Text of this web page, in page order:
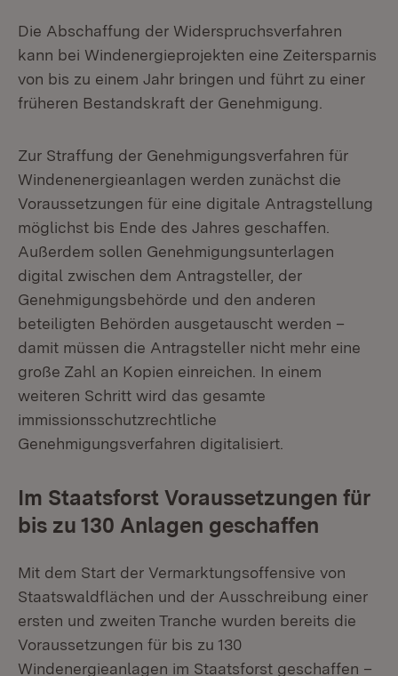
Die Abschaffung der Widerspruchsverfahren
kann bei Windenergieprojekten eine Zeitersparnis
von bis zu einem Jahr bringen und führt zu einer
früheren Bestandskraft der Genehmigung.
Zur Straffung der Genehmigungsverfahren für
Windenenergieanlagen werden zunächst die
Voraussetzungen für eine digitale Antragstellung
möglichst bis Ende des Jahres geschaffen.
Außerdem sollen Genehmigungsunterlagen
digital zwischen dem Antragsteller, der
Genehmigungsbehörde und den anderen
beteiligten Behörden ausgetauscht werden –
damit müssen die Antragsteller nicht mehr eine
große Zahl an Kopien einreichen. In einem
weiteren Schritt wird das gesamte
immissionsschutzrechtliche
Genehmigungsverfahren digitalisiert.
Im Staatsforst Voraussetzungen für
bis zu 130 Anlagen geschaffen
Mit dem Start der Vermarktungsoffensive von
Staatswaldflächen und der Ausschreibung einer
ersten und zweiten Tranche wurden bereits die
Voraussetzungen für bis zu 130
Windenergieanlagen im Staatsforst geschaffen –